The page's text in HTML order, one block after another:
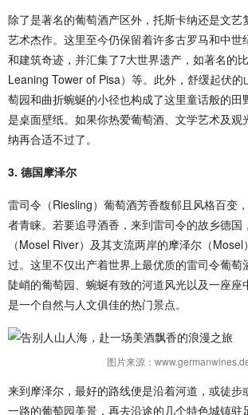
除了是著名的葡萄酒产区外，托斯卡纳还是文艺
艺术杰作。这里至今仍保留着许多古罗马和中世
和建筑奇迹，并汇集了7大世界遗产，如著名的
Leaning Tower of Pisa）等。此外，舒缓起伏的
萄园和曲折蜿蜒的小径也构成了这里童话般的田
是桌面壁纸。如果你热爱葡萄酒、文学艺术及观
纳再合适不过了。
3. 德国摩泽尔
雷司令（Riesling）葡萄酒芳香馥郁且风格百变
者青睐。若要追寻酒香，来到雷司令的故乡德国
（Mosel River）及其支流两岸的摩泽尔（
过。这里不仅出产着世界上最优质的雷司令葡萄
陡峭的葡萄园、蜿蜒有致的河道风光以及一座座
是一个自然与人文俱佳的热门景点。
图片来源：
来到摩泽尔，最好的路线便是沿着河道，或徒步
一路的葡萄园美景，再去沿途的几个特色城镇驻